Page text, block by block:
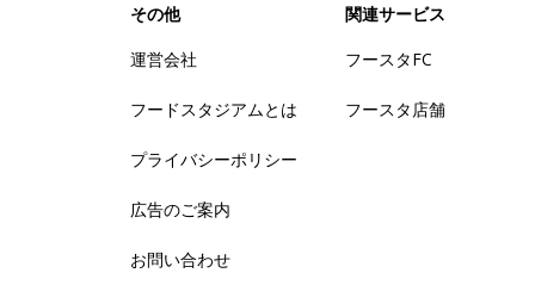
その他
運営会社
フードスタジアムとは
プライバシーポリシー
広告のご案内
お問い合わせ
関連サービス
フースタFC
フースタ店舗